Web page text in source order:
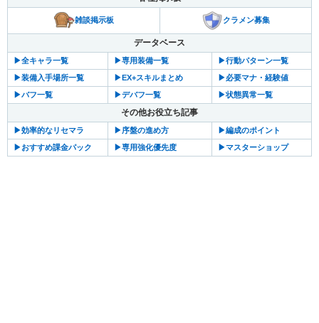
雑談掲示板 クラメン募集
データベース
▶︎全キャラ一覧 ▶︎専用装備一覧
▶︎行動パターン一覧
▶︎装備入手場所一覧
▶︎EX+スキルまとめ
▶︎必要マナ・経験値
▶︎バフ一覧
▶︎デバフ一覧 ▶︎状態異常一覧
その他お役立ち記事
▶︎効率的なリセマラ ▶︎序盤の進め方
▶︎編成のポイント
▶︎おすすめ課金パック
▶︎専用強化優先度 ▶︎マスターショップ